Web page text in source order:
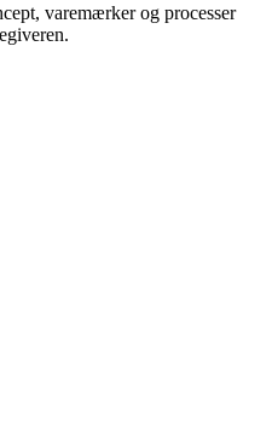
varemærker og processer